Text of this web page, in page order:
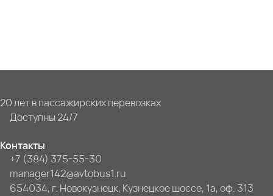
20 лет в пассажирских перевозках
Доступны 24/7
Контакты
+7 (384) 375-55-30
manager142@avtobus1.ru
654034, г. Новокузнецк, Кузнецкое шоссе, 1а, оф. 313